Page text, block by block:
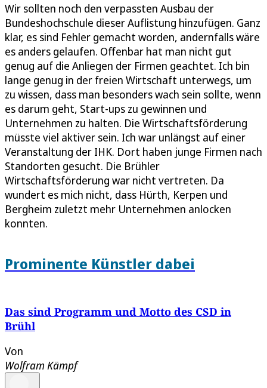
Wir sollten noch den verpassten Ausbau der
Bundeshochschule dieser Auflistung hinzufügen. Ganz
klar, es sind Fehler gemacht worden, andernfalls wäre
es anders gelaufen. Offenbar hat man nicht gut
genug auf die Anliegen der Firmen geachtet. Ich bin
lange genug in der freien Wirtschaft unterwegs, um
zu wissen, dass man besonders wach sein sollte, wenn
es darum geht, Start-ups zu gewinnen und
Unternehmen zu halten. Die Wirtschaftsförderung
müsste viel aktiver sein. Ich war unlängst auf einer
Veranstaltung der IHK. Dort haben junge Firmen nach
Standorten gesucht. Die Brühler
Wirtschaftsförderung war nicht vertreten. Da
wundert es mich nicht, dass Hürth, Kerpen und
Bergheim zuletzt mehr Unternehmen anlocken
konnten.
Prominente Künstler dabei
Das sind Programm und Motto des CSD in
Brühl
Von
Wolfram Kämpf